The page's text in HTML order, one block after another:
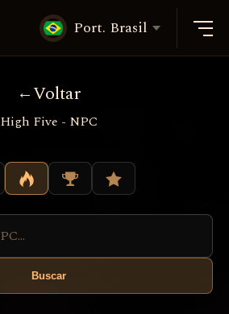
Port. Brasil
Voltar
High Five - NPC
Buscar